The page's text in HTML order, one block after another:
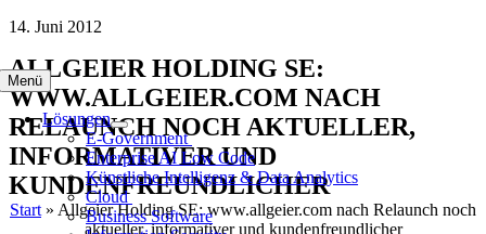
Zum
springen
Menü
Lösungen
E-Government
Enterprise AI Low Code
Künstliche Intelligenz & Data Analytics
Cloud
Business Software
14. Juni 2012
ALLGEIER HOLDING SE:
WWW.ALLGEIER.COM NACH
RELAUNCH NOCH AKTUELLER,
INFORMATIVER UND
KUNDENFREUNDLICHER
Start » Allgeier Holding SE: www.allgeier.com nach Relaunch noch
aktueller, informativer und kundenfreundlicher